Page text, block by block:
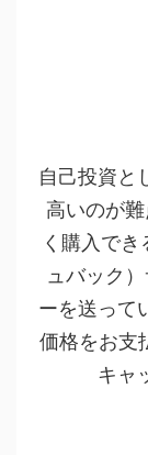
自己投資と
高いのが
く購入で
ュバック
ーを送って
価格をお支
キャ